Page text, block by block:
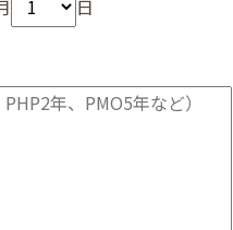
日